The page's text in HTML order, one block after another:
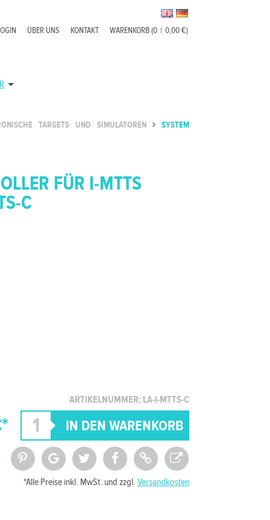
WARENKORB (0 | 0,00 €)
KONTAKT
ÜBER UNS
TARGETS UND SIMULATOREN
SYSTEM
FÜR I-MTTS
C
ARTIKELNUMMER: LA-I-MTTS-C
*Alle Preise inkl. MwSt. und zzgl. Versandkosten